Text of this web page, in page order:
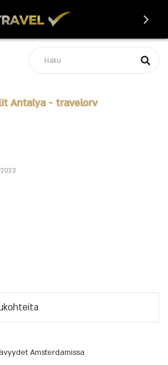
Antalya - travelorv
2023
Amsterdamissa